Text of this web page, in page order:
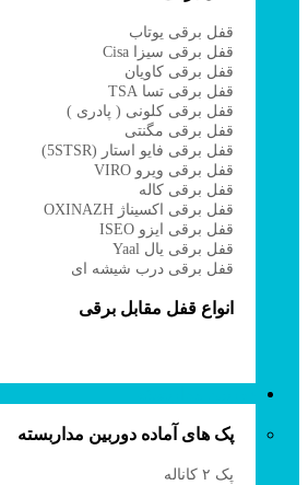
قفل برقی یوتاب
قفل برقی سیزا Cisa
قفل برقی کاویان
قفل برقی تسا TSA
قفل برقی کلونی ( پادری )
قفل برقی مگنتی
قفل برقی فایو استار (5STSR)
قفل برقی ویرو VIRO
قفل برقی کاله
قفل برقی اکسیناژ OXINAZH
قفل برقی ایزو ISEO
قفل برقی یال Yaal
قفل برقی درب شیشه ای
انواع قفل مقابل برقی
پک های آماده دوربین مداربسته
پک ۲ کاناله